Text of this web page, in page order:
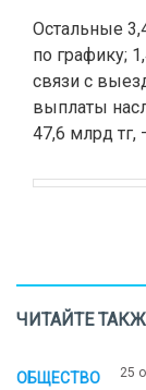
Остальные
по графику;
связи с
выплаты
47,6 млрд
ЧИТАЙТЕ
ОБЩЕСТВО 25